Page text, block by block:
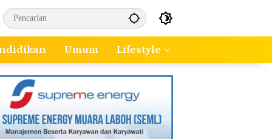
Umum Lifestyle